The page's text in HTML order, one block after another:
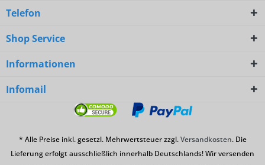
Telefon
Shop Service
Informationen
Infomail
* Alle Preise inkl. gesetzl. Mehrwertsteuer zzgl.Versandkosten. Die
Lieferung erfolgt ausschließlich innerhalb Deutschlands! Wir versenden